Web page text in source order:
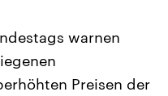
warnen
‌Preisen der